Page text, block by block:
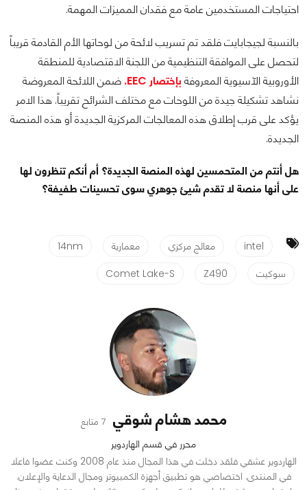
احتياجات المستخدمين عامة مع فقدان المميزات المهمة.
بالنسبة لجيجابايت فلقد تم تسريب لائحة من لوحاتها الأم القادمة قريباً
لتحصل على الموافقة التنظيمية من اللجنة الاقتصادية للمنطقة
الأوروبية الآسيوية المعروفة بإختصار EEC.
ضمن اللائحة المعروضة
نشاهد تشكيلة جيدة من اللوحات مع مختلف الشرائح تقريباً. هذا الامر
يؤكد على قرب إطلاق هذه المعالجات المركزية الجديدة أو هذه المنصة
الجديدة.
هل أنتم من المتحمسين لهذه المنصة الجديدة؟ أم أنكم تنظرون لها
على أنها منصة لا تقدم شيئ جوهري سوى تحسينات طفيفة؟
intel معالج مركزي معمارية
14nm
سوكيت
Z490
Comet Lake-S
محمد هشام شوقي 7 متابع
محرر في قسم الهاردوير
الهاردوير عشقي فلقد دخلت في هذا المجال منذ عام 2008 وكنت عضوا فاعلا
في المنتدى. اختصاصي هو تطبيق أجهزة الكمبيوتر ومجال الدعاية والإعلان.